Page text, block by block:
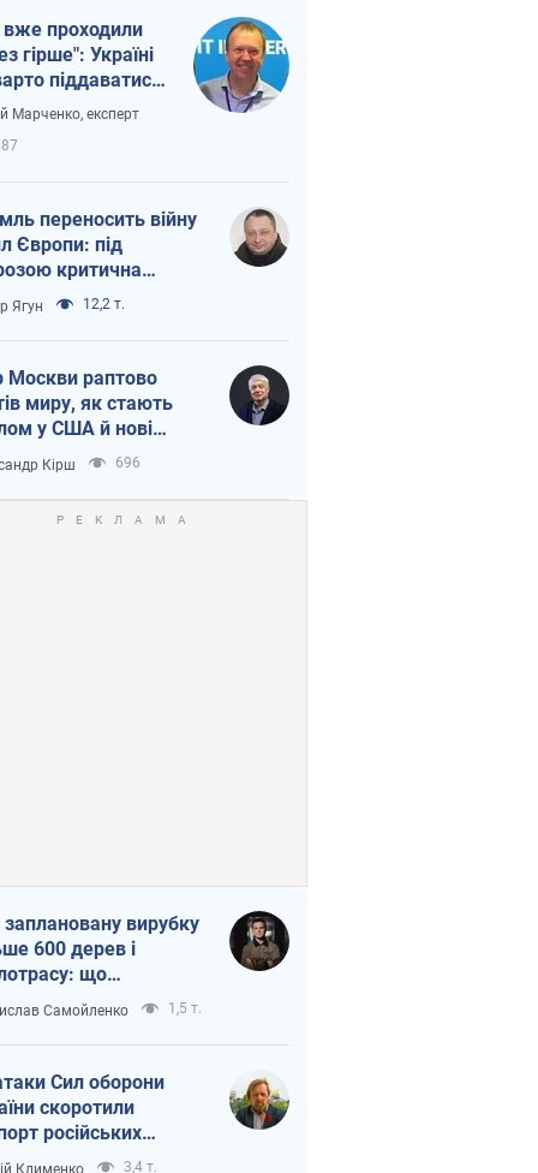
проходили
гірше": Україні
піддаватися
через
Марченко, експерт
переносить війну
Європи: під
критична
Ягун 12,2 т.
Москви раптово
миру, як стають
у США й нові
топ-рейтинги
Кірш 696
вирубку
600 дерев і
що
на Теремках
Самойленко 1,5 т.
Сил оборони
скоротили
російських
Клименко 3,4 т.